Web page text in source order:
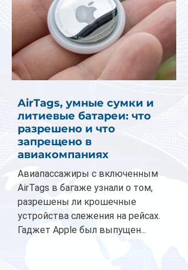
AirTags, умные сумки и
литиевые батареи: что
разрешено и что
запрещено в
авиакомпаниях
Авиапассажиры с включенным
AirTags в багаже узнали о том,
разрешены ли крошечные
устройства слежения на рейсах.
Гаджет Apple был выпущен...